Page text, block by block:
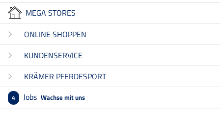
MEGA STORES
ONLINE SHOPPEN
KUNDENSERVICE
KRÄMER PFERDESPORT
4 Jobs Wachse mit uns